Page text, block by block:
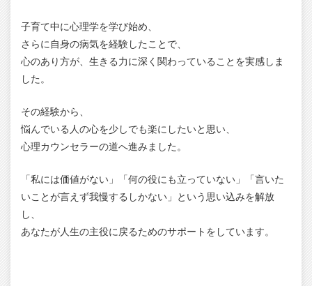
子育て中に心理学を学び始め、
さらに自身の病気を経験したことで、
心のあり方が、生きる力に深く関わっていることを実感しま
した。
その経験から、
悩んでいる人の心を少しでも楽にしたいと思い、
心理カウンセラーの道へ進みました。
「私には価値がない」「何の役にも立っていない」「言いた
いことが言えず我慢するしかない」という思い込みを解放
し、
あなたが人生の主役に戻るためのサポートをしています。